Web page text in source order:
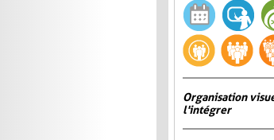
Organisation
l'intégrer